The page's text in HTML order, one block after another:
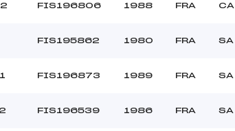
FIS196806 1988 FRA CA
FIS195862 1980 FRA SA
FIS196873 1989 FRA SA
FIS196539 1986 FRA SA